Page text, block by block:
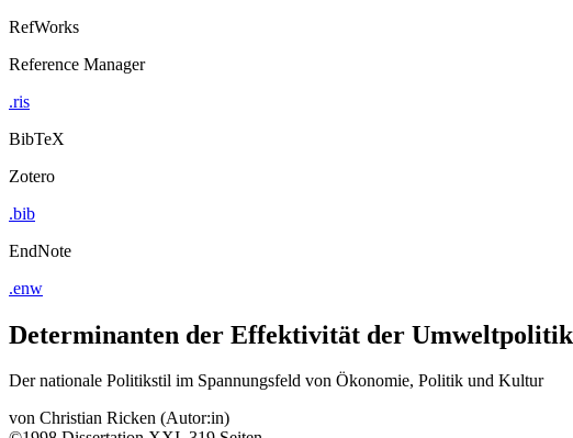
RefWorks
Reference Manager
.ris
BibTeX
Zotero
.bib
EndNote
.enw
Determinanten der Effektivität der Umweltpolitik
Der nationale Politikstil im Spannungsfeld von Ökonomie, Politik und Kultur
von Christian Ricken (Autor:in)